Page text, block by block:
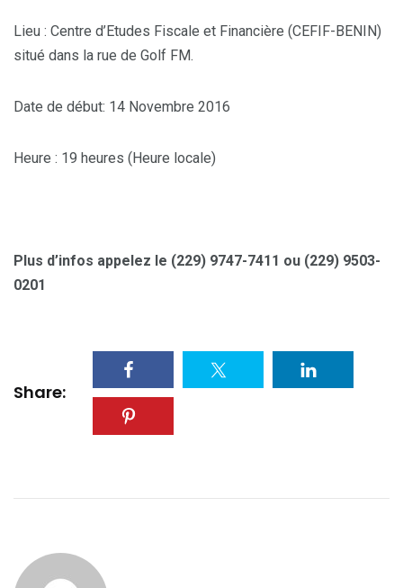
Lieu : Centre d’Etudes Fiscale et Financière (CEFIF-BENIN)
situé dans la rue de Golf FM.
Date de début: 14 Novembre 2016
Heure : 19 heures (Heure locale)
Plus d’infos appelez le (229) 9747-7411 ou (229) 9503-
0201
Share: